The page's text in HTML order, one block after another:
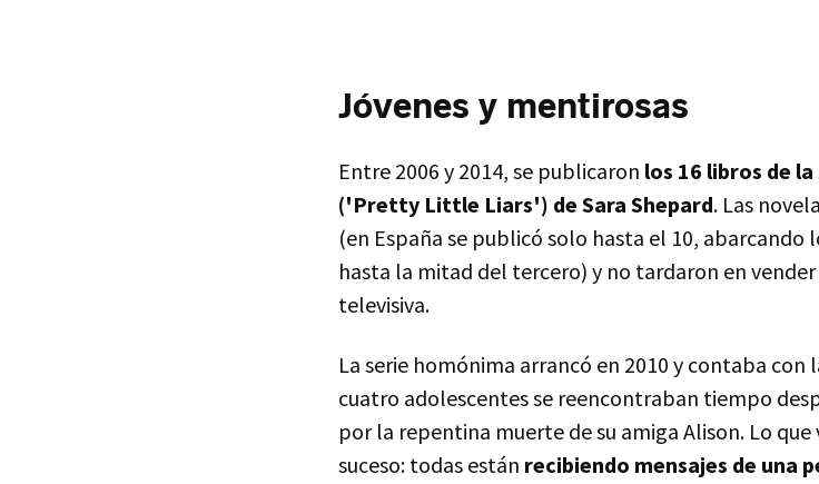
Jóvenes y mentirosas
Entre 2006 y 2014, se publicaron los 16 libros de
('Pretty Little Liars') de Sara Shepard. Las
(en España se publicó solo hasta el 10, abarcando
hasta la mitad del tercero) y no tardaron en
televisiva.
La serie homónima arrancó en 2010 y contaba
cuatro adolescentes se reencontraban tiempo
por la repentina muerte de su amiga Alison. Lo
suceso: todas están recibiendo mensajes de una